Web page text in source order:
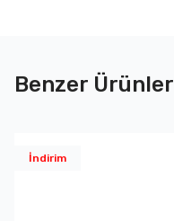
Benzer Ürünler
İndirim